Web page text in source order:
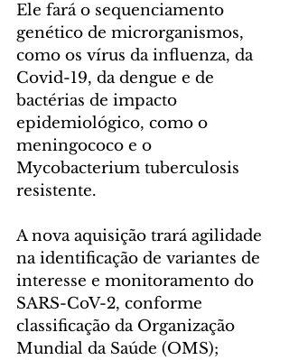
Ele fará o sequenciamento
genético de microrganismos,
como os vírus da influenza, da
Covid-19, da dengue e de
bactérias de impacto
epidemiológico, como o
meningococo e o
Mycobacterium tuberculosis
resistente.
A nova aquisição trará agilidade
na identificação de variantes de
interesse e monitoramento do
SARS-CoV-2, conforme
classificação da Organização
Mundial da Saúde (OMS);